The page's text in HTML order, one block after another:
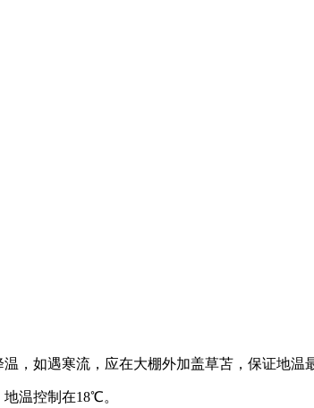
，如遇寒流，应在大棚外加盖草苫，保证地温
温控制在18℃。